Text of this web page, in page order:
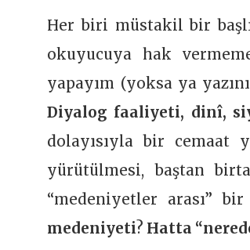
Her biri müstakil bir
okuyucuya hak
yapayım (yoksa ya
Diyalog faaliyeti, dinî,
dolayısıyla bir
yürütülmesi, baştan
“medeniyetler arası”
medeniyeti? Hatta